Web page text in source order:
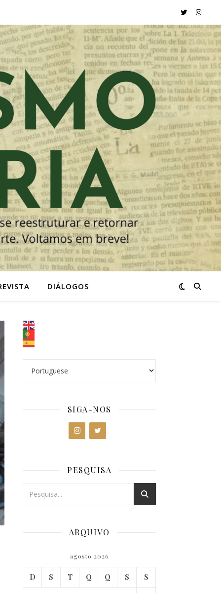
DIÁLOGOS
SIGA-NOS
PESQUISA
ARQUIVO
agosto 2026
D S T Q Q S S